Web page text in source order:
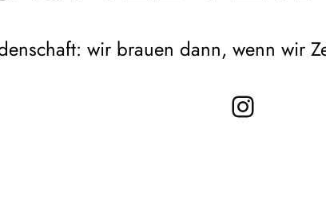
wir brauen dann, wenn wir